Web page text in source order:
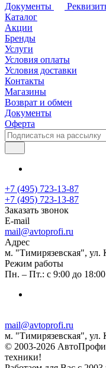
Документы
Каталог
Акции
Бренды
Услуги
Условия оплаты
Условия доставки
Контакты
Магазины
Возврат и обмен
Документы
Оферта
+7 (495) 723-13-87
+7 (495) 723-13-87
Заказать звонок
E-mail
mail@avtoprofi.ru
Адрес
м. "Тимирязевская", ул.
Режим работы
Пн. – Пт.: с 9:00 до 18:00
mail@avtoprofi.ru
м. "Тимирязевская", ул.
© 2003-2026
техники!